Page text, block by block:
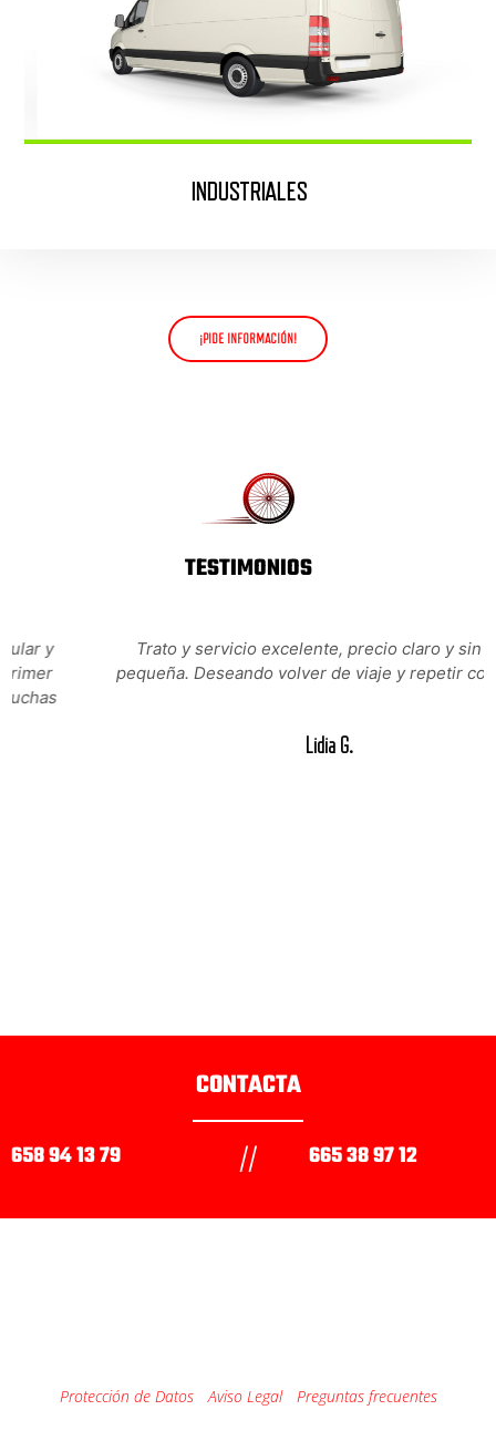
INDUSTRIALES
¡PIDE INFORMACIÓN!
TESTIMONIOS
Trato y servicio excelente, precio claro y sin letra
pequeña. Deseando volver de viaje y repetir con ellos.
CONTACTA
658 94 13 79 // 665 38 97 12
Protección de Datos/Aviso Legal Preguntas frecuentes